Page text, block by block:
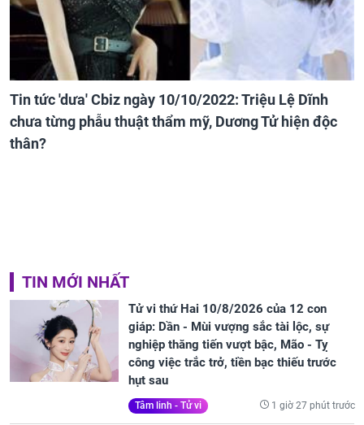
Tin tức 'dưa' Cbiz ngày 10/10/2022: Triệu Lệ Dĩnh
chưa từng phẫu thuật thẩm mỹ, Dương Tử hiện độc
thân?
TIN MỚI NHẤT
Tử vi thứ Hai 10/8/2026 của 12 con
giáp: Dần - Mùi vượng sắc tài lộc, sự
nghiệp thăng tiến vượt bậc, Mão - Tỵ
công việc trắc trở, tiền bạc thiếu trước
hụt sau
Tâm linh - Tử vi 1 giờ 27 phút trước